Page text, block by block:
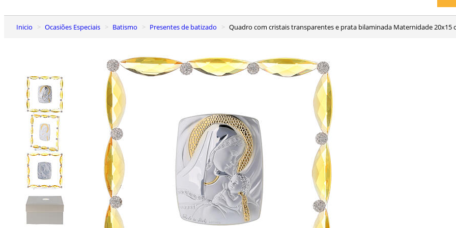
Inicio Ocasiões Especiais Batismo Presentes de batizado Quadro com cristais transparentes e prata bilaminada Maternidade 20x15